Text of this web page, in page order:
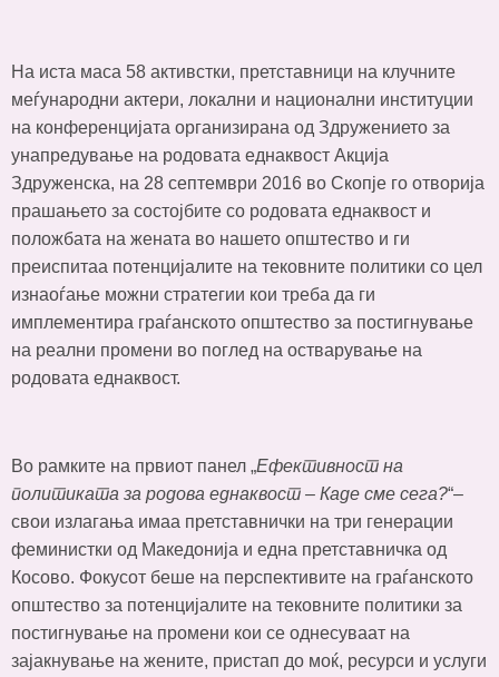
На иста маса 58 активстки, претставници на клучните
меѓународни актери, локални и национални институции
на конференцијата организирана од Здружението за
унапредување на родовата еднаквост Акција
Здруженска, на 28 септември 2016 во Скопје го отворија
прашањето за состојбите со родовата еднаквост и
положбата на жената во нашето општество и ги
преиспитаа потенцијалите на тековните политики со цел
изнаоѓање можни стратегии кои треба да ги
имплементира граѓанското општество за постигнување
на реални промени во поглед на остварување на
родовата еднаквост.
Во рамките на првиот панел „Ефективност на
политиката за родова еднаквост – Каде сме сега?“–
свои излагања имаа претставнички на три генерации
феминистки од Македонија и една претставничка од
Косово. Фокусот беше на перспективите на граѓанското
општество за потенцијалите на тековните политики за
постигнување на промени кои се однесуваат на
зајакнување на жените, пристап до моќ, ресурси и услуги